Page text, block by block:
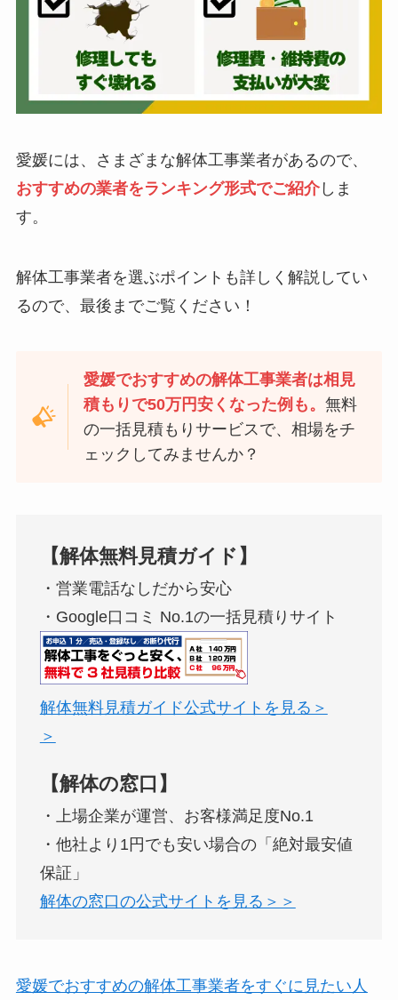
愛媛には、さまざまな解体工事業者があるので、
おすすめの業者をランキング形式でご紹介しま
す。
解体工事業者を選ぶポイントも詳しく解説してい
るので、最後までご覧ください！
愛媛でおすすめの解体工事業者は相見
積もりで50万円安くなった例も。無料
の一括見積もりサービスで、相場をチ
ェックしてみませんか？
【解体無料見積ガイド】
・営業電話なしだから安心
・Google口コミ No.1の一括見積りサイト
解体無料見積ガイド公式サイトを見る＞
＞
【解体の窓口】
・上場企業が運営、お客様満足度No.1
・他社より1円でも安い場合の「絶対最安値
保証」
解体の窓口の公式サイトを見る＞＞
愛媛でおすすめの解体工事業者をすぐに見たい人